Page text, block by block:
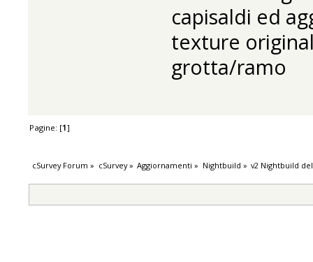
capisaldi ed
texture
grotta/ramo
Pagine: [1]
cSurvey Forum » cSurvey» Aggiornamenti » Nightbuild » v2 Nightbuild